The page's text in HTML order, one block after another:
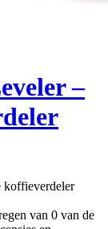
–
koffieverdeler
van 0 van de